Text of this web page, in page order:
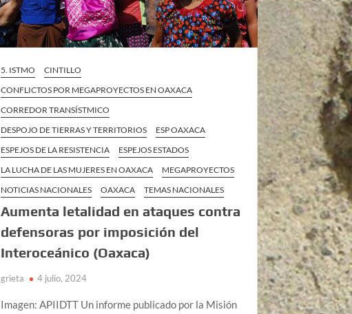
5. ISTMO
CINTILLO
CONFLICTOS POR MEGAPROYECTOS EN OAXACA
CORREDOR TRANSÍSTMICO
DESPOJO DE TIERRAS Y TERRITORIOS
ESP OAXACA
ESPEJOS DE LA RESISTENCIA
ESPEJOS ESTADOS
LA LUCHA DE LAS MUJERES EN OAXACA
MEGAPROYECTOS
NOTICIAS NACIONALES
OAXACA TEMAS NACIONALES
Aumenta letalidad en ataques contra
defensoras por imposición del
Interoceánico (Oaxaca)
grieta 4 julio, 2024
Imagen: APIIDTT Un informe publicado por la Misión